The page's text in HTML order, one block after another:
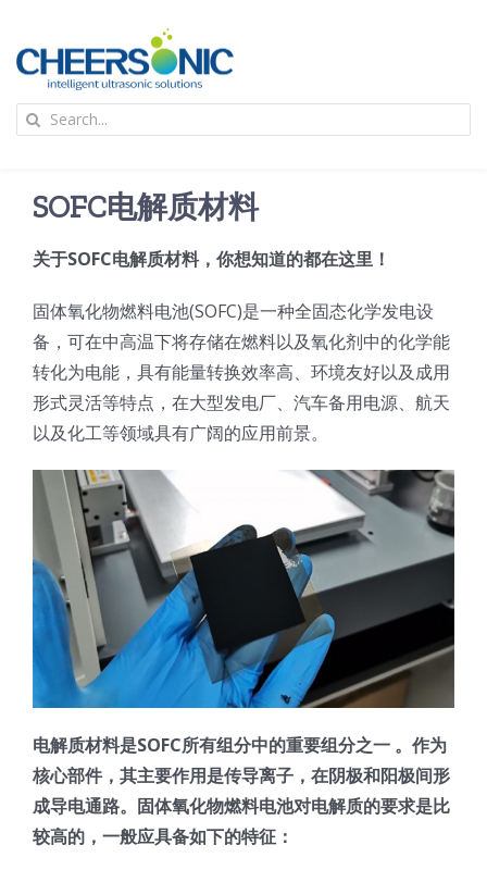
content
技术及原理
氢能技术科普
光伏技术科普
锂电技术科普
半导体技术科普
粉体行业技术科普
新闻
联系我们
关于我们
ENGLISH
Search
SOFC电解质材料
关于SOFC电解质材料，你想知道的都在这里！
固体氧化物燃料电池(SOFC)是一种全固态化学发电设
备，可在中高温下将存储在燃料以及氧化剂中的化学能
转化为电能，具有能量转换效率高、环境友好以及成用
形式灵活等特点，在大型发电厂、汽车备用电源、航天
以及化工等领域具有广阔的应用前景。
电解质材料是SOFC所有组分中的重要组分之一 。作为
核心部件，其主要作用是传导离子，在阴极和阳极间形
成导电通路。固体氧化物燃料电池对电解质的要求是比
较高的，一般应具备如下的特征：